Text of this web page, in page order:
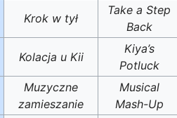
Krok w tył
Take a Step
Back
Kolacja u Kii
Kiya’s
Potluck
Muzyczne
zamieszanie
Musical
Mash-Up